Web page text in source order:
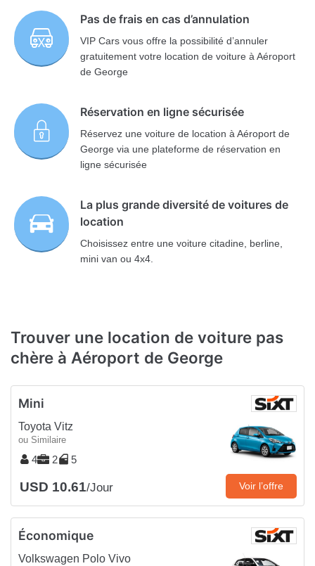
Pas de frais en cas d’annulation
VIP Cars vous offre la possibilité d’annuler
gratuitement votre location de voiture à Aéroport
de George
Réservation en ligne sécurisée
Réservez une voiture de location à Aéroport de
George via une plateforme de réservation en
ligne sécurisée
La plus grande diversité de voitures de
location
Choisissez entre une voiture citadine, berline,
mini van ou 4x4.
Trouver une location de voiture pas
chère à Aéroport de George
Mini
Toyota Vitz
ou Similaire
4 2 5
USD 10.61/Jour Voir l’offre
Économique
Volkswagen Polo Vivo